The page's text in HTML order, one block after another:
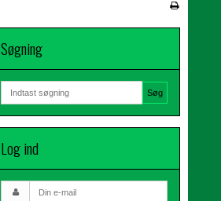
Søgning
Søg
Log ind